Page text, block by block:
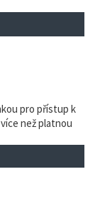
pro přístup k
než platnou